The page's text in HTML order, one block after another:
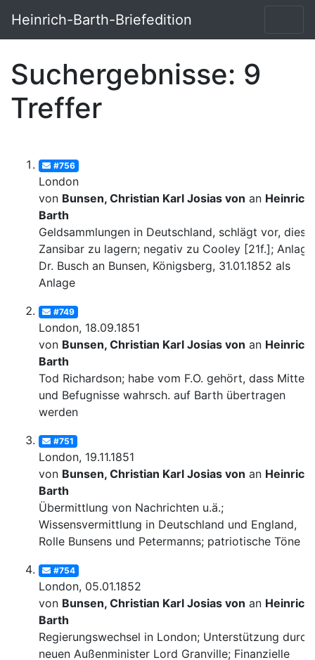
Heinrich-Barth-Briefedition
Suchergebnisse: 9
Treffer
#756
London
von Bunsen, Christian Karl Josias von an Heinrich
Barth
Geldsammlungen in Deutschland, schlägt vor, diese
Zansibar zu lagern; negativ zu Cooley [21f.];
Dr. Busch an Bunsen, Königsberg, 31.01.1852 als
Anlage
#749
London, 18.09.1851
von Bunsen, Christian Karl Josias von an Heinrich
Barth
Tod Richardson; habe vom F.O. gehört, dass Mittel
und Befugnisse wahrsch. auf Barth übertragen
werden
#751
London, 19.11.1851
von Bunsen, Christian Karl Josias von an Heinrich
Barth
Übermittlung von Nachrichten u.ä.;
Wissensvermittlung in Deutschland und England,
Rolle Bunsens und Petermanns; patriotische Töne
#754
London, 05.01.1852
von Bunsen, Christian Karl Josias von an Heinrich
Barth
Regierungswechsel in London; Unterstützung durch
neuen Außenminister Lord Granville; Finanzielle